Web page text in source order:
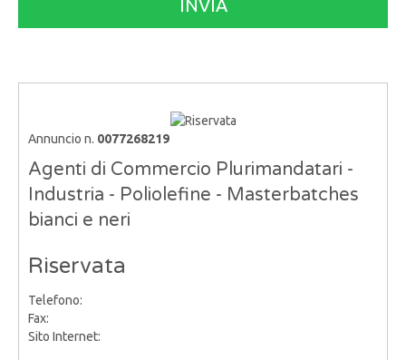
Annuncio n. 0077268219
Agenti di Commercio Plurimandatari -
Industria - Poliolefine - Masterbatches
bianci e neri
Riservata
Telefono:
Fax:
Sito Internet: